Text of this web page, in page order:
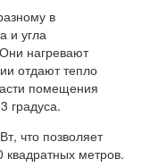
в
и угла
нагревают
отдают тепло
помещения
градуса.
что позволяет
метров.